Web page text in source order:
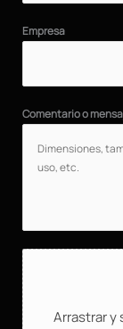
Empresa
Comentario o
C
a
r
g
Arrastrar y